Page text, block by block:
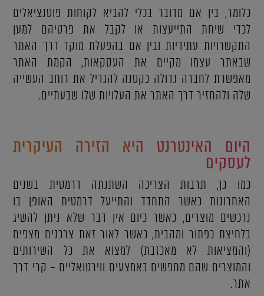
כלומר, בין אם מדובר בכלי להביא לקוחות פוטנציאלים
לכדי שיחת התייעצות או לקבל את פרטיהם למען
התקשרויות עתידיות ובין אם בהפעלת מוקד דרך האתר
שבאתר עצמו מקיים את העסקאות, הקמת האתר
מאפשרת לחברה גדולה כקטנה להגדיל את רוחב העשייה
שלה ולהחזיר דרך האתר את העלויות שלו שבעתיים.
היום האינטרנט היא הזירה העיקרית
לעסקים
כמו כן, תרבות הצריכה השתנתה דרמטית בשנים
האחרונות כאשר התחדד והתייעל דרמטית האופן בו
נרכשים מוצרים, כאשר כיום אין דבר שלא ניתן להשיג
בלחיצת כפתור ומהבית, כאשר לאור זאת צרכנים מצפים
(והמציאות לא מאכזבת) למצוא את כל השירותים
והמוצרים שהם מחפשים באמצעים ווירטואליים – קרי דרך
אתר.